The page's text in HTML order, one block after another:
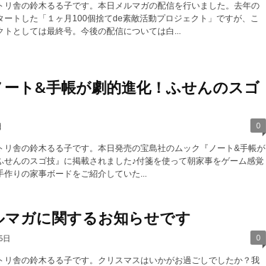
リ舎の鈴木るる子です。本日メルマガの配信を行いました。去年の
ートした「１ヶ月100個捨てde素敵活動プロジェクト」ですが、こ
トとしては最終号。今後の配信については白...
ート&手帳が劇的進化！ふせんのスゴ
0
リ舎の鈴木るる子です。本日発売の宝島社のムック『ノート&手帳が
せんのスゴ技』に掲載されました♪付箋を使って朝家事をゲーム感覚
作りの家事ボードをご紹介していた...
マガに関するお知らせです
日 0
リ舎の鈴木るる子です。クリスマスはいかがお過ごしでしたか？我